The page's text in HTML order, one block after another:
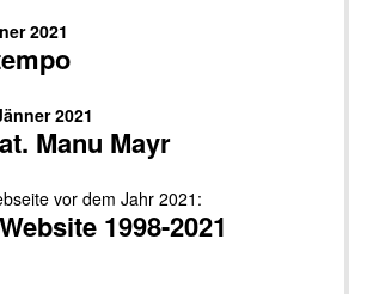
2021
2021
Manu Mayr
vor dem Jahr 2021:
1998-2021